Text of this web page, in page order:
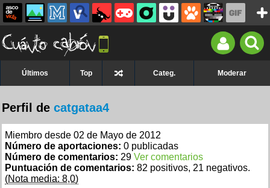
Últimos Top Categ. Moderar
Perfil de catgataa4
Miembro desde 02 de Mayo de 2012
Número de aportaciones: 0 publicadas
Número de comentarios: 29 Ver comentarios
Puntuación de comentarios: 82 positivos, 21 negativos.
(Nota media: 8,0)